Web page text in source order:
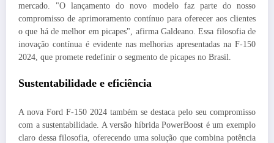
mercado. "O lançamento do novo modelo faz parte do nosso
compromisso de aprimoramento contínuo para oferecer aos clientes
o que há de melhor em picapes", afirma Galdeano. Essa filosofia de
inovação contínua é evidente nas melhorias apresentadas na F-150
2024, que promete redefinir o segmento de picapes no Brasil.
Sustentabilidade e eficiência
A nova Ford F-150 2024 também se destaca pelo seu compromisso
com a sustentabilidade. A versão híbrida PowerBoost é um exemplo
claro dessa filosofia, oferecendo uma solução que combina potência